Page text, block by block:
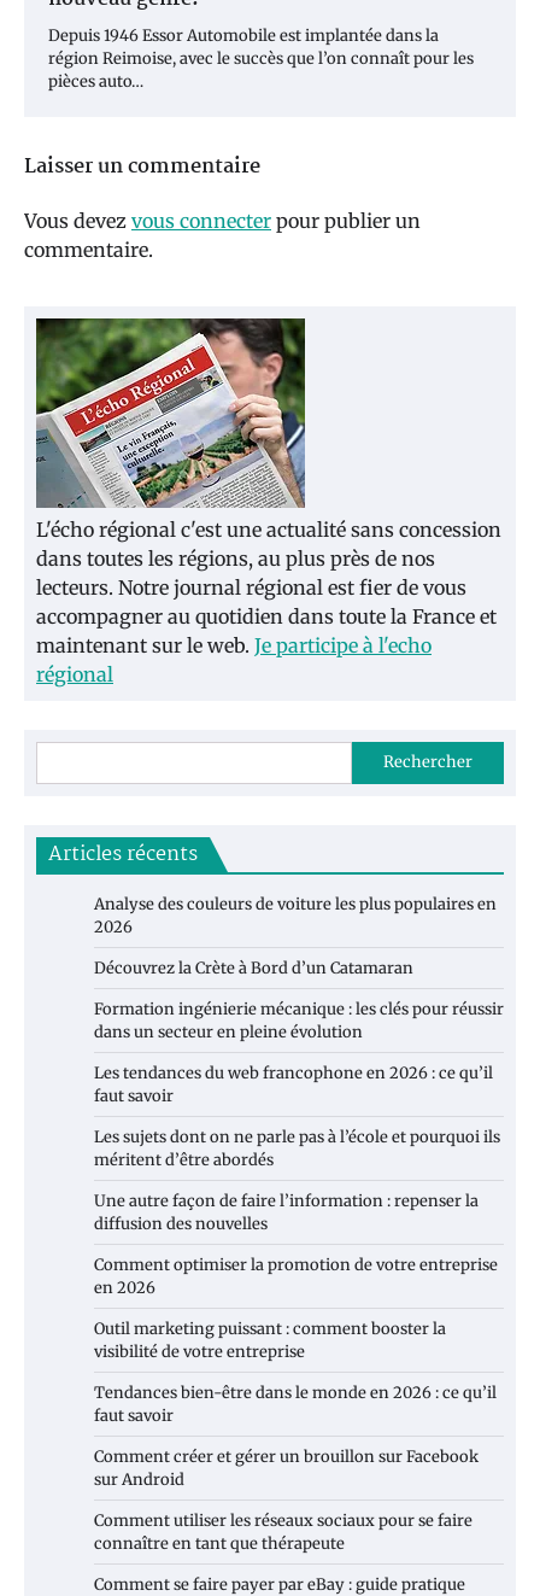
Depuis 1946 Essor Automobile est implantée dans la
région Reimoise, avec le succès que l’on connaît pour les
pièces auto…
Laisser un commentaire
Vous devez vous connecter pour publier un
commentaire.
L'écho régional c'est une actualité sans concession
dans toutes les régions, au plus près de nos
lecteurs. Notre journal régional est fier de vous
accompagner au quotidien dans toute la France et
maintenant sur le web. Je participe à l'echo
régional
Rechercher
Articles récents
Analyse des couleurs de voiture les plus populaires en
2026
Découvrez la Crète à Bord d’un Catamaran
Formation ingénierie mécanique : les clés pour réussir
dans un secteur en pleine évolution
Les tendances du web francophone en 2026 : ce qu’il
faut savoir
Les sujets dont on ne parle pas à l’école et pourquoi ils
méritent d’être abordés
Une autre façon de faire l’information : repenser la
diffusion des nouvelles
Comment optimiser la promotion de votre entreprise
en 2026
Outil marketing puissant : comment booster la
visibilité de votre entreprise
Tendances bien-être dans le monde en 2026 : ce qu’il
faut savoir
Comment créer et gérer un brouillon sur Facebook
sur Android
Comment utiliser les réseaux sociaux pour se faire
connaître en tant que thérapeute
Comment se faire payer par eBay : guide pratique